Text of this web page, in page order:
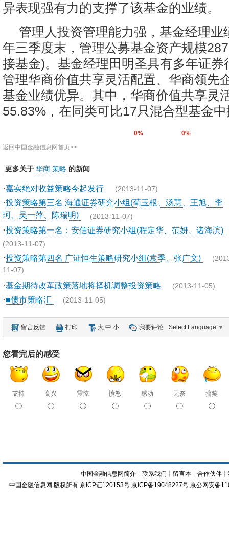
异表现强有力的支撑了该基金的业绩。
管理人投资管理能力强，基金经理业
年三季度末，管理公募基金资产规模
接基金)。基金经理田明圣具有多年证券
管理华商价值共享灵活配置、华商领先
基金业绩优异。其中，华商价值共享灵
55.83%，在同类可比17只混合型基金
0%
0%
返回中国金融信息网首页>>
更多关于 华商 策略 的新闻
·嘉实绝对收益策略今起发行 (2013-11-07)
·投资策略第三名 海通证券研究小组(荀玉根、汤慧、王旭、李
珂、吴一萍、陈瑞明) (2013-11-07)
·投资策略第一名：安信证券研究小组(程定华、范妍、诸海滨)
(2013-11-07)
·投资策略第四名 广证恒生策略研究小组(袁季、张广文)
11-07)
·基金期待改革政策落地将择机调整投资策略 (2013-11-05)
·■债市策略汇 (2013-11-05)
留言反馈 打印 大 中 小 我要评论 Select Language ▼
您看完后的感受
支持 高兴 震惊 愤怒 感动 无奈 搞笑
中国金融信息网简介 ┊联系我们 ┊ 留言本 ┊合作伙伴 ┊
中国金融信息网 版权所有 京ICP证120153号 京ICP备19048227号 京公网安备